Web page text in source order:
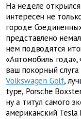
На неделе
интересен не
городе
представлено
нем подводятся
«Автомобиль
ваш покорный
Volkswagen Golf,
type, Porsche
ну а титул самого
американский Tesla